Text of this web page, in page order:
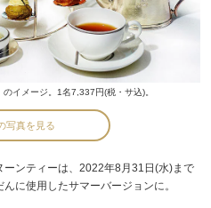
イメージ。1名7,337円(税・サ込)。
写真を見る
ンティーは、2022年8月31日(水)まで
に使用したサマーバージョンに。